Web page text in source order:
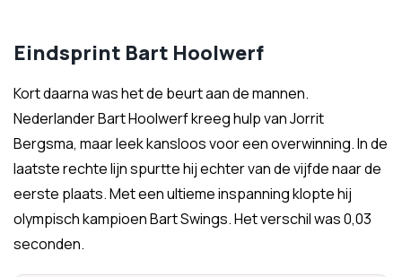
Eindsprint Bart Hoolwerf
Kort daarna was het de beurt aan de mannen.
Nederlander Bart Hoolwerf kreeg hulp van Jorrit
Bergsma, maar leek kansloos voor een overwinning. In de
laatste rechte lijn spurtte hij echter van de vijfde naar de
eerste plaats. Met een ultieme inspanning klopte hij
olympisch kampioen Bart Swings. Het verschil was 0,03
seconden.